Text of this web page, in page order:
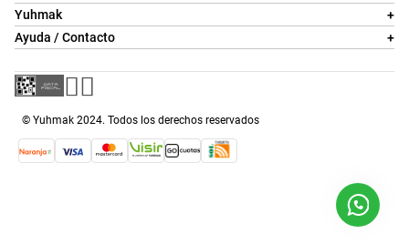
Yuhmak
+
Ayuda / Contacto
+
© Yuhmak 2024. Todos los derechos reservados